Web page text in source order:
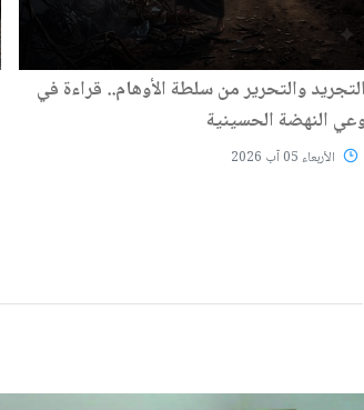
التجريد والتحرير من سلطة الأوهام.. قراءة في
النهضة الحسينية
الأربعاء 05 آب 2026